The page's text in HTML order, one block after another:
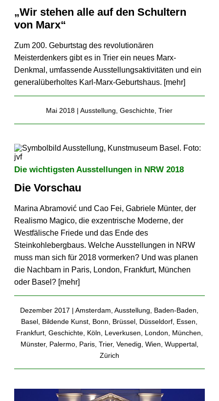
„Wir stehen alle auf den Schultern
von Marx“
Zum 200. Geburtstag des revolutionären
Meisterdenkers gibt es in Trier ein neues Marx-
Denkmal, umfassende Ausstellungs­aktivitäten und ein
general­überholtes Karl-Marx-Geburtshaus. [mehr]
Mai 2018 |Ausstellung ,Geschichte ,Trier
Die wichtigsten Ausstellungen in NRW 2018
Die Vorschau
Marina Abramović und Cao Fei, Gabriele Münter, der
Realismo Magico, die exzentrische Moderne, der
Westfälische Friede und das Ende des
Steinkohlebergbaus. Welche Ausstellungen in NRW
muss man sich für 2018 vormerken? Und was planen
die Nachbarn in Paris, London, Frankfurt, München
oder Basel? [mehr]
Dezember 2017 |Amsterdam ,Ausstellung Baden-Baden
Basel Bildende Kunst Bonn Brüssel Düsseldorf Essen
Frankfurt, Geschichte, Köln Leverkusen London München
Münster, Palermo, Paris, Trier, Venedig Wien Wuppertal,
Zürich